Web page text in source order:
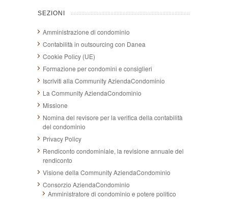
SEZIONI
Amministrazione di condominio
Contabilità in outsourcing con Danea
Cookie Policy (UE)
Formazione per condomini e consiglieri
Iscriviti alla Community AziendaCondominio
La Community AziendaCondominio
Missione
Nomina del revisore per la verifica della contabilità
del condominio
Privacy Policy
Rendiconto condominiale, la revisione annuale del
rendiconto
Visione della Community AziendaCondominio
Consorzio AziendaCondominio
Amministratore di condominio e potere politico